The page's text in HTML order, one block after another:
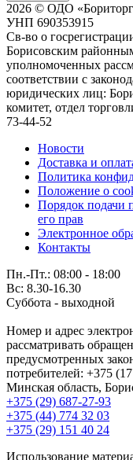
2026 © ОДО
УНП 690353915
Св-во о
Борисовским
уполномоченных
соответствии с
юридических лиц:
комитет, отдел
73-44-52
Новости
Доставка и
Политика
Положение о
Порядок подачи
его прав
Электронное
Контакты
Пн.-Пт.: 08:00 - 18:00
Вс: 8.30-16.30
Суббота - выходной
Номер и адрес
рассматривать
предусмотренных
потребителей: +375
Минская область,
+375 (29) 687-27-93
+375 (44) 774 32 03
+375 (29) 151 40 24
Использование